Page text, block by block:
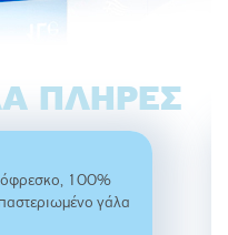
ΠΛΉΡΕΣ
100%
γάλα